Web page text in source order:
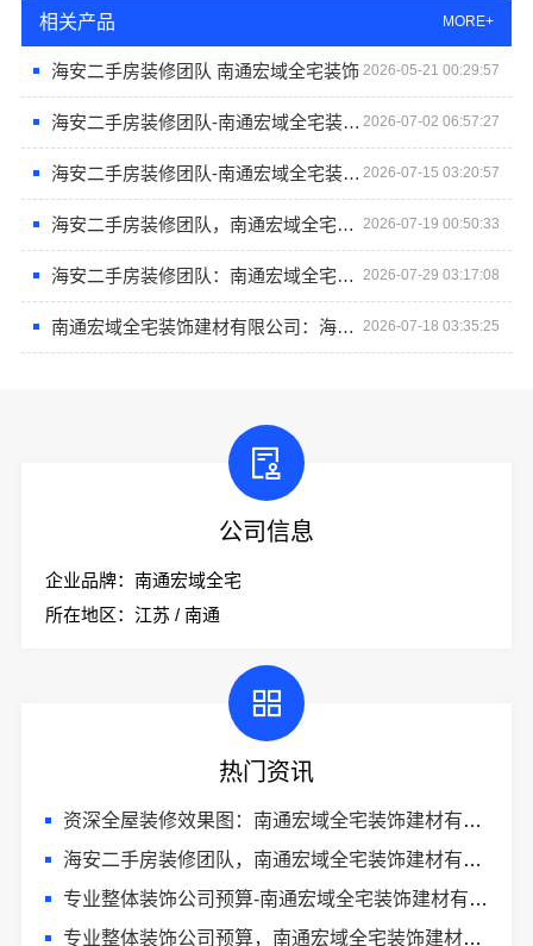
相关产品 MORE+
海安二手房装修团队 南通宏域全宅装饰 2026-05-21 00:29:57
海安二手房装修团队-南通宏域全宅装饰建材有限公司 2026-07-02 06:57:27
海安二手房装修团队-南通宏域全宅装饰建材有限公司 2026-07-15 03:20:57
海安二手房装修团队，南通宏域全宅装饰建材有限公司 2026-07-19 00:50:33
海安二手房装修团队：南通宏域全宅装饰建材有限公司的专业服务 2026-07-29 03:17:08
南通宏域全宅装饰建材有限公司：海安二手房装修团队 2026-07-18 03:35:25
公司信息
企业品牌：南通宏域全宅
所在地区：江苏 / 南通
热门资讯
资深全屋装修效果图：南通宏域全宅装饰建材有限公司
海安二手房装修团队，南通宏域全宅装饰建材有限公司一站式改造
专业整体装饰公司预算-南通宏域全宅装饰建材有限公司
专业整体装饰公司预算，南通宏域全宅装饰建材有限公司精准核算